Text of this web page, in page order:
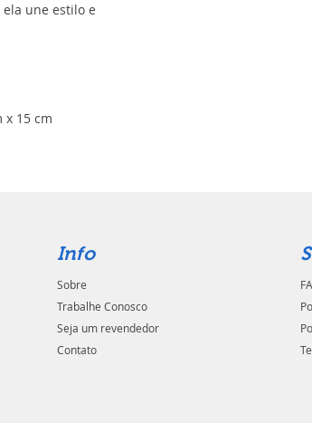
une estilo e
x 15 cm
Info
Sobre
Trabalhe Conosco
Seja um revendedor
Contato